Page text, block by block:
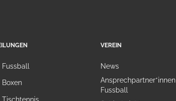
Fussball
Boxen
Tischtennis
VEREIN
News
Ansprechpartner*innen
Fussball